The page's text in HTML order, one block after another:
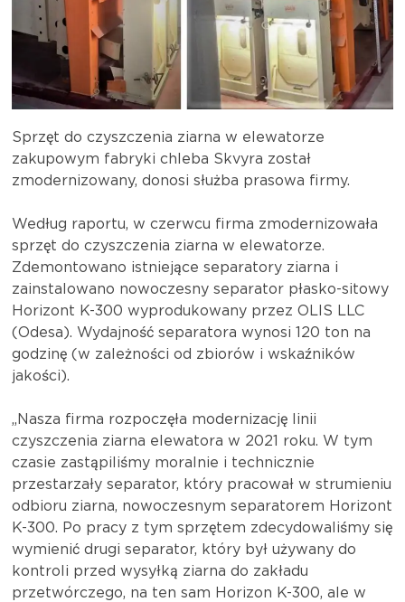
Sprzęt do czyszczenia ziarna w elewatorze
zakupowym fabryki chleba Skvyra został
zmodernizowany, donosi służba prasowa firmy.
Według raportu, w czerwcu firma zmodernizowała
sprzęt do czyszczenia ziarna w elewatorze.
Zdemontowano istniejące separatory ziarna i
zainstalowano nowoczesny separator płasko-sitowy
Horizont K-300 wyprodukowany przez OLIS LLC
(Odesa). Wydajność separatora wynosi 120 ton na
godzinę (w zależności od zbiorów i wskaźników
jakości).
„Nasza firma rozpoczęła modernizację linii
czyszczenia ziarna elewatora w 2021 roku. W tym
czasie zastąpiliśmy moralnie i technicznie
przestarzały separator, który pracował w strumieniu
odbioru ziarna, nowoczesnym separatorem Horizont
K-300. Po pracy z tym sprzętem zdecydowaliśmy się
wymienić drugi separator, który był używany do
kontroli przed wysyłką ziarna do zakładu
przetwórczego, na ten sam Horizon K-300, ale w